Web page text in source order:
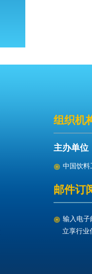
组织机
主办单位
中国饮料
邮件订
输入电子
立享行业